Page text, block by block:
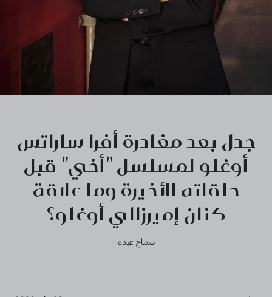
جدل بعد مغادرة أفرا ساراتس
أوغلو لمسلسل "أخي" قبل
حلقاته الأخيرة وما علاقة
كنان إميرزالي أوغلو؟
سماح عبده